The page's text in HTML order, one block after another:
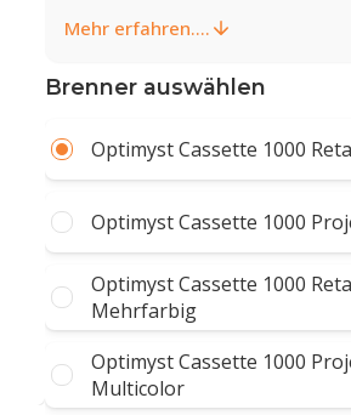
Mehr erfahren....
Brenner auswählen
Optimyst Cassette 1000
Optimyst Cassette 1000
Optimyst Cassette 1000
Mehrfarbig
Optimyst Cassette 1000
Multicolor